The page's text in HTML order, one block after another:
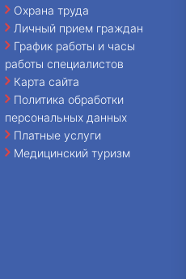
Охрана труда
Личный прием граждан
График работы и часы
работы специалистов
Карта сайта
Политика обработки
персональных данных
Платные услуги
Медицинский туризм